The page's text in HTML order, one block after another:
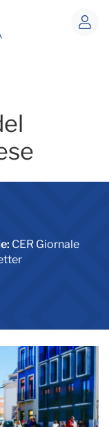
CER Giornale